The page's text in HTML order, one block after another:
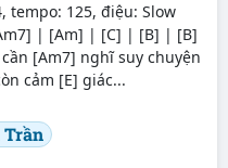
tempo: 125, điệu: Slow
| [Am] | [C] | [B] | [B]
[Am7] nghĩ suy chuyện
cảm [E] giác...